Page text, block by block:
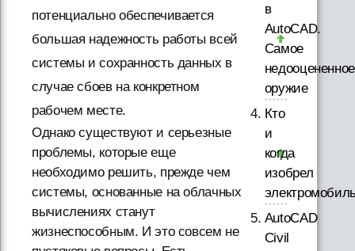
потенциально обеспечивается
большая надежность работы всей
системы и сохранность данных в
случае сбоев на конкретном
рабочем месте.
Однако существуют и серьезные
проблемы, которые еще
необходимо решить, прежде чем
системы, основанные на облачных
вычислениях станут
жизнеспособным. И это совсем не
в
AutoCAD.
Самое
недооцененное
оружие
Кто
и
когда
изобрел
AutoCAD
Civil